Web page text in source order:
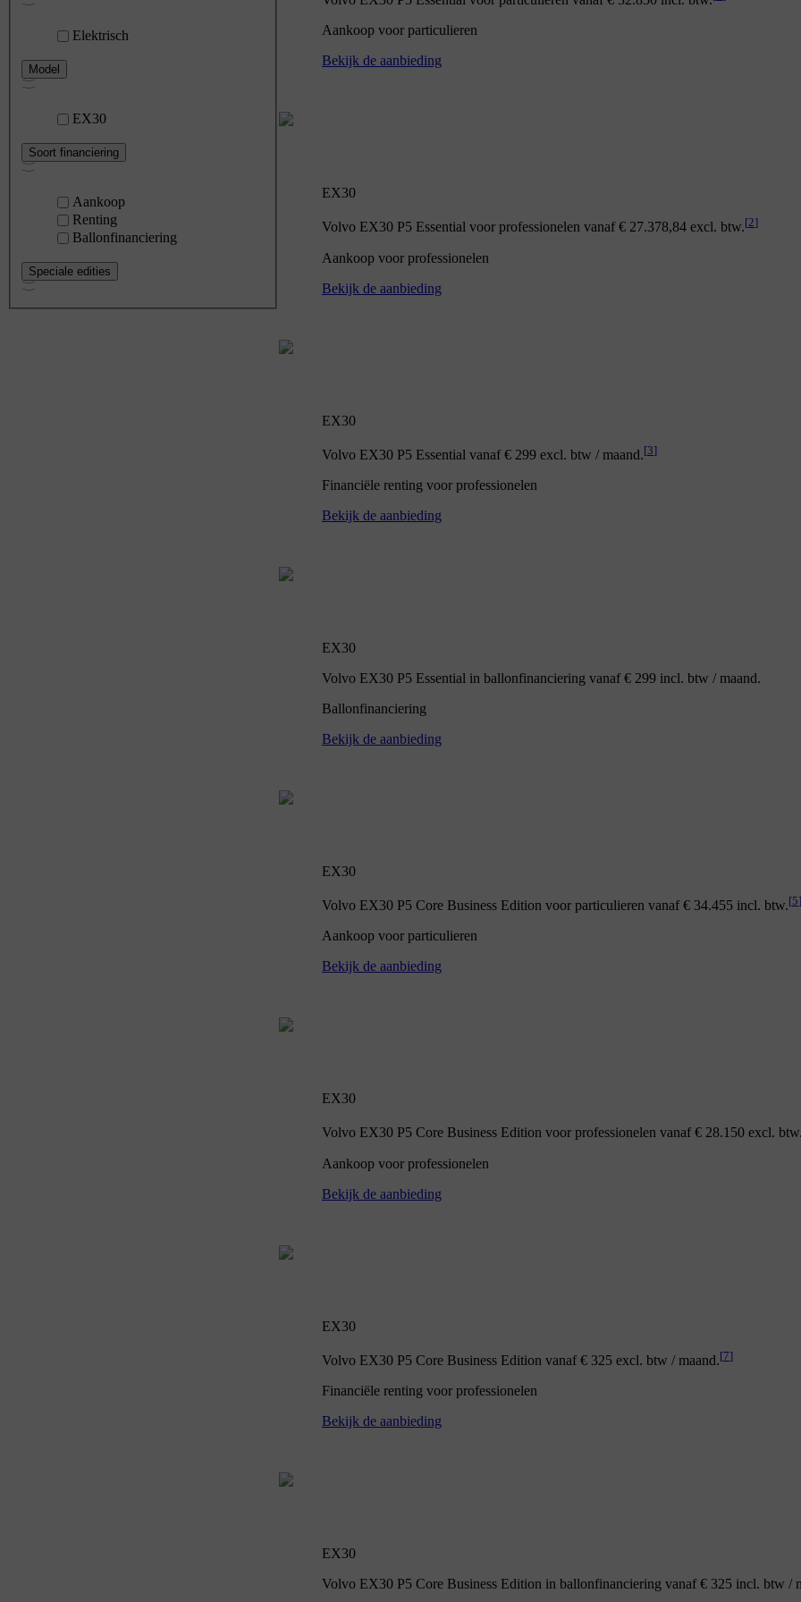
Elektrisch
Model
EX30
Soort financiering
Aankoop
Renting
Ballonfinanciering
Speciale edities
Aankoop voor particulieren
Bekijk de aanbieding
EX30
Volvo EX30 P5 Essential voor professionelen vanaf € 27.378,84 excl. btw.[2]
Aankoop voor professionelen
Bekijk de aanbieding
EX30
Volvo EX30 P5 Essential vanaf € 299 excl. btw / maand.[3]
Financiële renting voor professionelen
Bekijk de aanbieding
EX30
Volvo EX30 P5 Essential in ballonfinanciering vanaf € 299 incl. btw / maand.
Ballonfinanciering
Bekijk de aanbieding
EX30
Volvo EX30 P5 Core Business Edition voor particulieren vanaf € 34.455 incl. btw.[5]
Aankoop voor particulieren
Bekijk de aanbieding
EX30
Volvo EX30 P5 Core Business Edition voor professionelen vanaf € 28.150 excl. btw.
Aankoop voor professionelen
Bekijk de aanbieding
EX30
Volvo EX30 P5 Core Business Edition vanaf € 325 excl. btw / maand.[7]
Financiële renting voor professionelen
Bekijk de aanbieding
EX30
Volvo EX30 P5 Core Business Edition in ballonfinanciering vanaf € 325 incl. btw /